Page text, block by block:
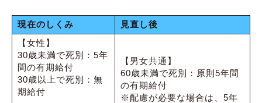
現在のしくみ
見直し後
【女性】
30歳未満で死別：5年
間の有期給付
30歳以上で死別：無
期給付
【男女共通】
60歳未満で死別：原則5年間
の有期給付
※配慮が必要な場合は、5年